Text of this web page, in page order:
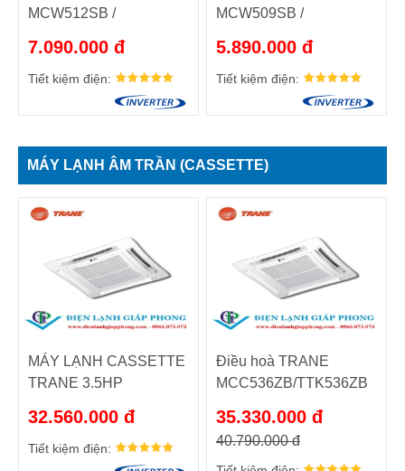
MCW512SB /
7.090.000 đ
Tiết kiệm điện:
MCW509SB /
5.890.000 đ
Tiết kiệm điện:
MÁY LẠNH ÂM TRẦN (CASSETTE)
MÁY LẠNH CASSETTE
TRANE 3.5HP
32.560.000 đ
Tiết kiệm điện:
Điều hoà TRANE
MCC536ZB/TTK536ZB
35.330.000 đ
40.790.000 đ